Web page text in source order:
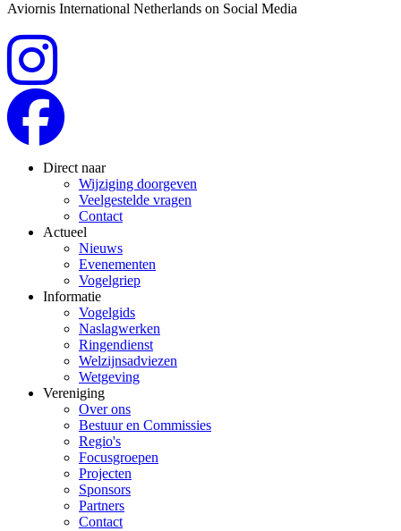
Aviornis International Netherlands on Social Media
Direct naar
Wijziging doorgeven
Veelgestelde vragen
Contact
Actueel
Nieuws
Evenementen
Vogelgriep
Informatie
Vogelgids
Naslagwerken
Ringendienst
Welzijnsadviezen
Wetgeving
Vereniging
Over ons
Bestuur en Commissies
Regio's
Focusgroepen
Projecten
Sponsors
Partners
Contact